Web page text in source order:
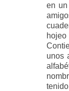
en un
unos